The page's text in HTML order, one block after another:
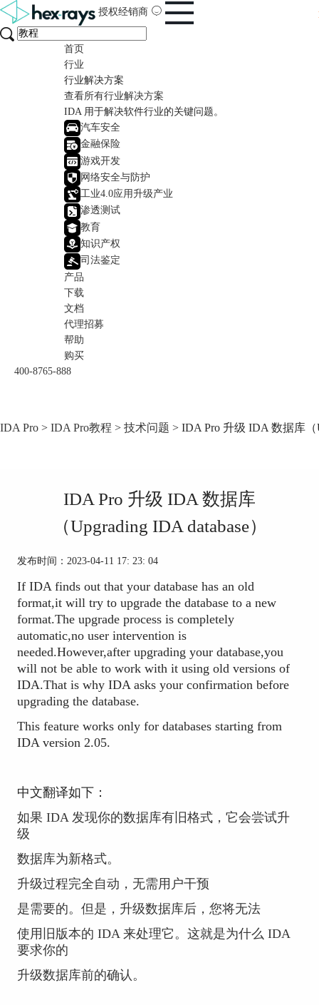
授权经销商
首页
行业
行业解决方案
查看所有行业解决方案
IDA 用于解决软件行业的关键问题。
汽车安全
金融保险
游戏开发
网络安全与防护
工业4.0应用升级产业
渗透测试
教育
知识产权
司法鉴定
产品
下载
文档
代理招募
帮助
购买
400-8765-888
IDA Pro > IDA Pro教程 > 技术问题 > IDA Pro 升级 IDA 数据库（
IDA Pro 升级 IDA 数据库
（Upgrading IDA database）
发布时间：2023-04-11 17: 23: 04
If IDA finds out that your database has an old
format,it will try to upgrade the database to a new
format.The upgrade process is completely
automatic,no user intervention is
needed.However,after upgrading your database,you
will not be able to work with it using old versions of
IDA.That is why IDA asks your confirmation before
upgrading the database.
This feature works only for databases starting from
IDA version 2.05.
中文翻译如下：
如果 IDA 发现你的数据库有旧格式，它会尝试升
级
数据库为新格式。
升级过程完全自动，无需用户干预
是需要的。但是，升级数据库后，您将无法
使用旧版本的 IDA 来处理它。这就是为什么 IDA
要求你的
升级数据库前的确认。